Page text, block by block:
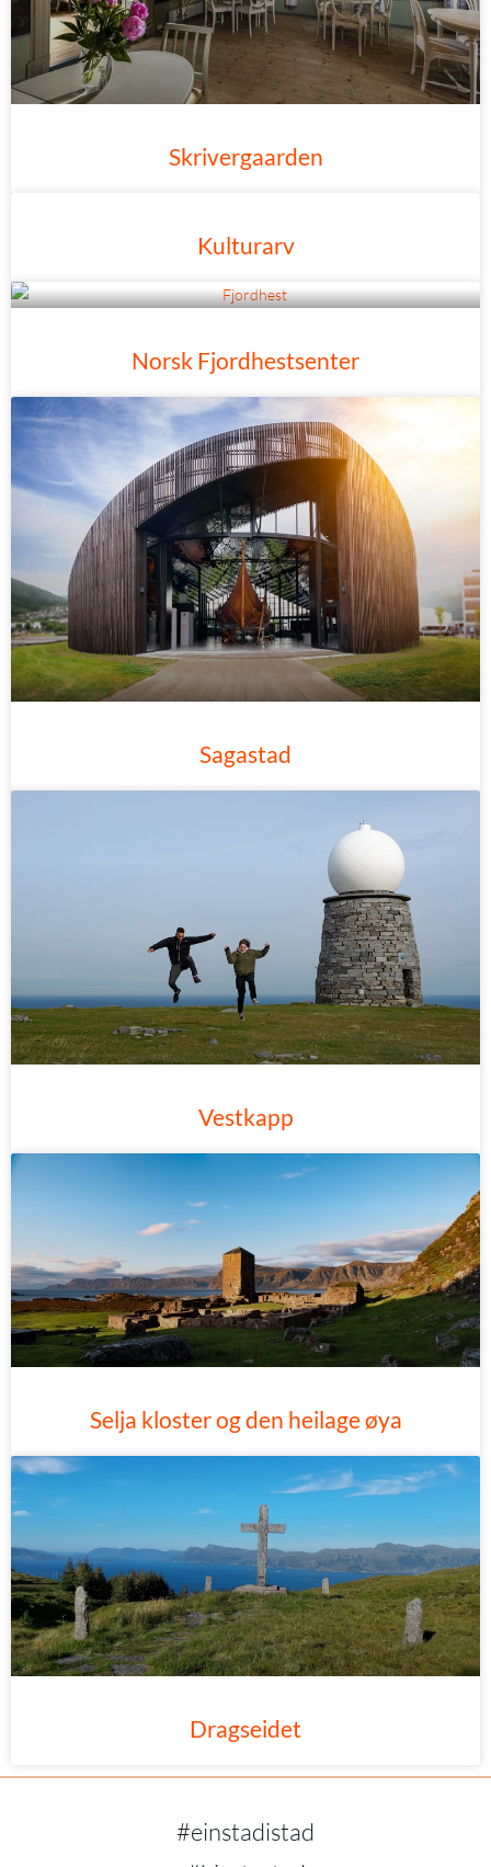
Skrivergaarden
Kulturarv
Norsk Fjordhestsenter
Sagastad
Vestkapp
Selja kloster og den heilage øya
Dragseidet
#einstadistad